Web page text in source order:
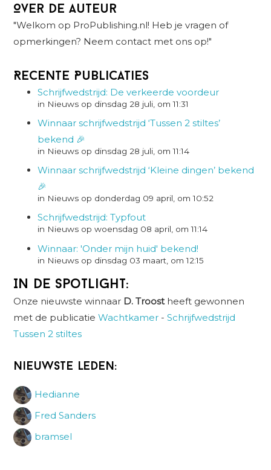
Over de auteur
"Welkom op ProPublishing.nl! Heb je vragen of
opmerkingen? Neem contact met ons op!"
Recente Publicaties
Schrijfwedstrijd: De verkeerde voordeur
in Nieuws op dinsdag 28 juli, om 11:31
Winnaar schrijfwedstrijd ‘Tussen 2 stiltes’
bekend 🎉
in Nieuws op dinsdag 28 juli, om 11:14
Winnaar schrijfwedstrijd ‘Kleine dingen’ bekend
🎉
in Nieuws op donderdag 09 april, om 10:52
Schrijfwedstrijd: Typfout
in Nieuws op woensdag 08 april, om 11:14
Winnaar: 'Onder mijn huid' bekend!
in Nieuws op dinsdag 03 maart, om 12:15
In de spotlight:
Onze nieuwste winnaar D. Troost heeft gewonnen
met de publicatieWachtkamer -Schrijfwedstrijd
Tussen 2 stiltes
Nieuwste leden:
Hedianne
Fred Sanders
bramsel